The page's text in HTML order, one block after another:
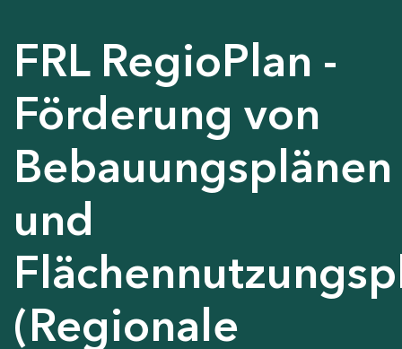
FRL RegioPlan -
Förderung von
Bebauungsplänen
und
(Regionale